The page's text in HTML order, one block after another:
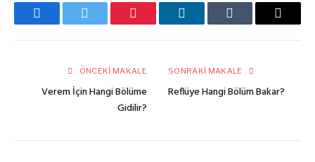
FacebookTwitter Pinterest LinkedInTumblr
E-
ÖNCEKI MAKALE
Verem İçin Hangi Bölüme
Gidilir?
SONRAKI MAKALE
Reflüye Hangi Bölüm Bakar?